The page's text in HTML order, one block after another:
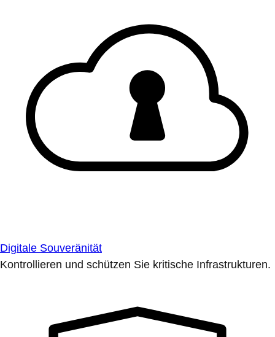
Digitale Souveränität
Kontrollieren und schützen Sie kritische Infrastrukturen.